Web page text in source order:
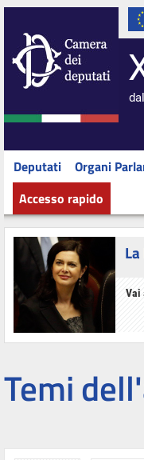
Deputati Organi
Accesso rapido
Vai
Temi